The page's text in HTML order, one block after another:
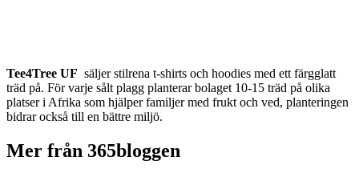
Tee4Tree UF säljer stilrena t-shirts och hoodies med ett färgglatt
träd på. För varje sålt plagg planterar bolaget 10-15 träd på olika
platser i Afrika som hjälper familjer med frukt och ved, planteringen
bidrar också till en bättre miljö.
Mer från 365bloggen